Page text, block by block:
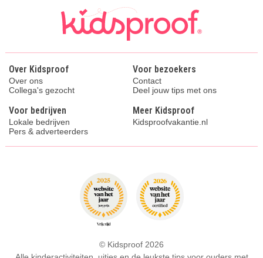
Over Kidsproof
Over ons
Collega's gezocht
Voor bezoekers
Contact
Deel jouw tips met ons
Voor bedrijven
Lokale bedrijven
Pers & adverteerders
Meer Kidsproof
Kidsproofvakantie.nl
© Kidsproof 2026